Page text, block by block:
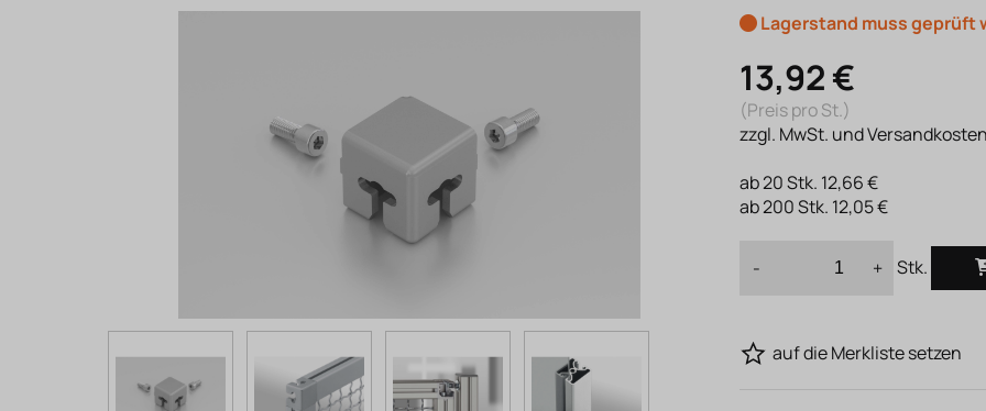
Lagerstand muss geprüft
13,92 €
(Preis pro St.)
zzgl. MwSt. und Versandkosten
ab20Stk. 12,66 €
ab200Stk. 12,05 €
- + Stk.
auf die Merkliste setzen